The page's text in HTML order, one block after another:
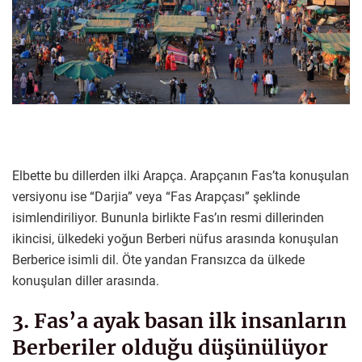
Elbette bu dillerden ilki Arapça. Arapçanın Fas’ta konuşulan
versiyonu ise “Darjia” veya “Fas Arapçası” şeklinde
isimlendiriliyor. Bununla birlikte Fas’ın resmi dillerinden
ikincisi, ülkedeki yoğun Berberi nüfus arasında konuşulan
Berberice isimli dil. Öte yandan Fransızca da ülkede
konuşulan diller arasında.
3. Fas’a ayak basan ilk insanların
Berberiler olduğu düşünülüyor